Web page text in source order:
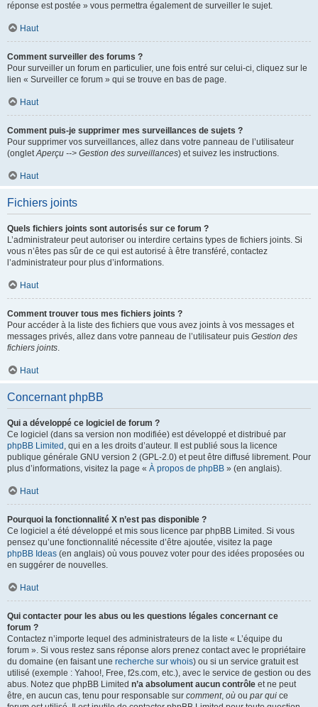
réponse est postée » vous permettra également de surveiller le sujet.
Haut
Comment surveiller des forums ?
Pour surveiller un forum en particulier, une fois entré sur celui-ci, cliquez sur le
lien « Surveiller ce forum » qui se trouve en bas de page.
Haut
Comment puis-je supprimer mes surveillances de sujets ?
Pour supprimer vos surveillances, allez dans votre panneau de l’utilisateur
(ongletAperçu --> Gestion des surveillances) et suivez les instructions.
Haut
Fichiers joints
Quels fichiers joints sont autorisés sur ce forum ?
L’administrateur peut autoriser ou interdire certains types de fichiers joints. Si
vous n’êtes pas sûr de ce qui est autorisé à être transféré, contactez
l’administrateur pour plus d’informations.
Haut
Comment trouver tous mes fichiers joints ?
Pour accéder à la liste des fichiers que vous avez joints à vos messages et
messages privés, allez dans votre panneau de l’utilisateur puis Gestion des
fichiers joints.
Haut
Concernant phpBB
Qui a développé ce logiciel de forum ?
Ce logiciel (dans sa version non modifiée) est développé et distribué par
phpBB Limited , qui en a les droits d’auteur. Il est publié sous la licence
publique générale GNU version 2 (GPL-2.0) et peut être diffusé librement. Pour
plus d’informations, visitez la page « À propos de phpBB » (en anglais).
Haut
Pourquoi la fonctionnalité X n’est pas disponible ?
Ce logiciel a été développé et mis sous licence par phpBB Limited. Si vous
pensez qu’une fonctionnalité nécessite d’être ajoutée, visitez la page
phpBB Ideas (en anglais) où vous pouvez voter pour des idées proposées ou
en suggérer de nouvelles.
Haut
Qui contacter pour les abus ou les questions légales concernant ce
forum ?
Contactez n’importe lequel des administrateurs de la liste « L’équipe du
forum ». Si vous restez sans réponse alors prenez contact avec le propriétaire
du domaine (en faisant une recherche sur whois) ou si un service gratuit est
utilisé (exemple : Yahoo!, Free, f2s.com, etc.), avec le service de gestion ou des
abus. Notez que phpBB Limited n’a absolument aucun contrôle et ne peut
être, en aucun cas, tenu pour responsable sur comment, où ou par qui ce